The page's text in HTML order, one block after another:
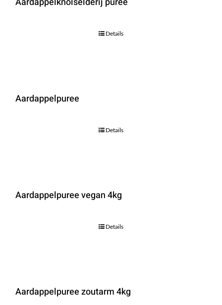
Details
Aardappelpuree
Details
Aardappelpuree vegan 4kg
Details
Aardappelpuree zoutarm 4kg